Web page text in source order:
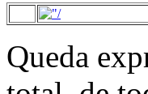
Queda